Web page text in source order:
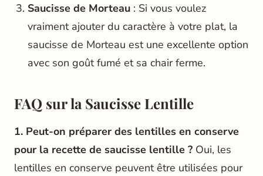
Saucisse de Morteau: Si vous voulez
vraiment ajouter du caractère à votre plat, la
saucisse de Morteau est une excellente option
avec son goût fumé et sa chair ferme.
FAQ sur la Saucisse Lentille
1. Peut-on préparer des lentilles en conserve
pour la recette de saucisse lentille ? Oui, les
lentilles en conserve peuvent être utilisées pour